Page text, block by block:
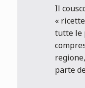
Il
«
tutte le
parte